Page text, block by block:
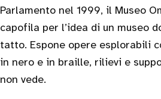
Parlamento nel 1999, il Museo
capofila per l’idea di un museo
tatto. Espone opere esplorabili
in nero e in braille, rilievi e
non vede.